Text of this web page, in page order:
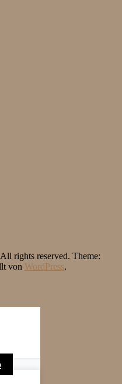
rights reserved. Theme:
von WordPress.